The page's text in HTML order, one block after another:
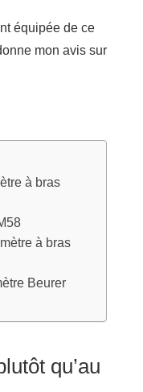
équipée de ce
mon avis sur
à bras
à bras
Beurer
qu’au